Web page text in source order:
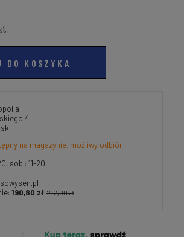
DO KOSZYKA
4
na magazynie, możliwy odbiór
sob.: 11-20
190,80 zł 212,00 zł